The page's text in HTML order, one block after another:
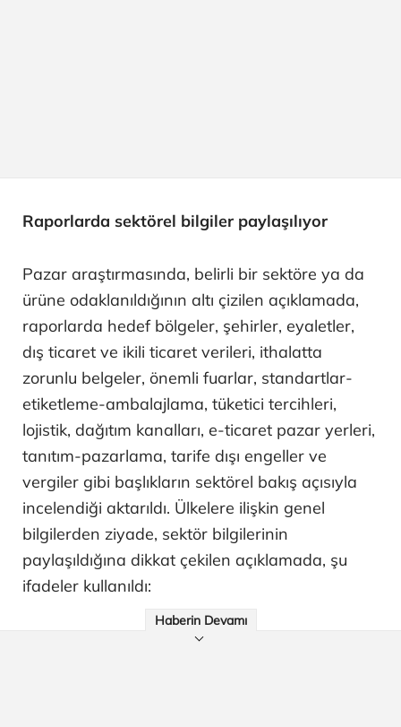
Raporlarda sektörel bilgiler paylaşılıyor
Pazar araştırmasında, belirli bir sektöre ya da
ürüne odaklanıldığının altı çizilen açıklamada,
raporlarda hedef bölgeler, şehirler, eyaletler,
dış ticaret ve ikili ticaret verileri, ithalatta
zorunlu belgeler, önemli fuarlar, standartlar-
etiketleme-ambalajlama, tüketici tercihleri,
lojistik, dağıtım kanalları, e-ticaret pazar yerleri,
tanıtım-pazarlama, tarife dışı engeller ve
vergiler gibi başlıkların sektörel bakış açısıyla
incelendiği aktarıldı. Ülkelere ilişkin genel
bilgilerden ziyade, sektör bilgilerinin
paylaşıldığına dikkat çekilen açıklamada, şu
ifadeler kullanıldı:
Haberin Devamı